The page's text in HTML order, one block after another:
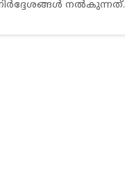
നൽകുന്നത്.